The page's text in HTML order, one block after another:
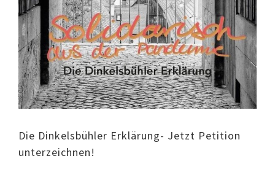
Bild
Die Dinkelsbühler Erklärung- Jetzt Petition
unterzeichnen!